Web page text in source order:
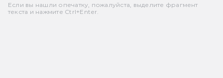
Если вы нашли опечатку, пожалуйста, выделите фрагмент
текста и нажмите Ctrl+Enter.